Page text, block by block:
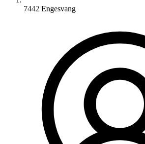
7442 Engesvang